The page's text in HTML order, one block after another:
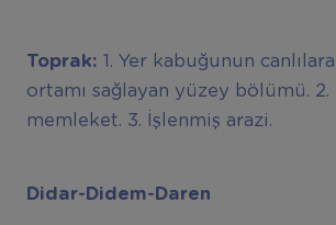
Toprak: 1. Yer kabuğunun
ortamı sağlayan yüzey bölümü. 2.
memleket. 3. İşlenmiş arazi.
Didar-Didem-Daren